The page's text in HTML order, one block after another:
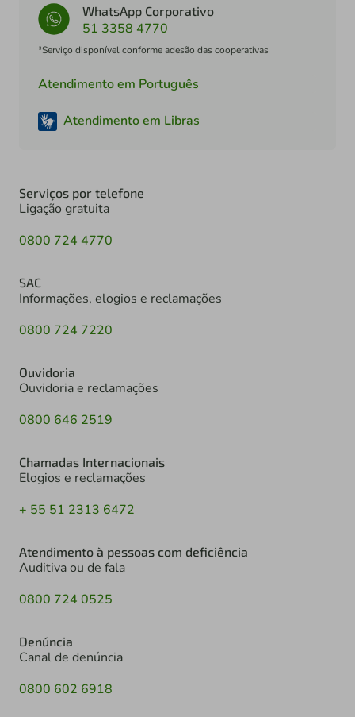
WhatsApp Corporativo
51 3358 4770
*Serviço disponível conforme adesão das cooperativas
Atendimento em Português
Atendimento em Libras
Serviços por telefone
Ligação gratuita
0800 724 4770
SAC
Informações, elogios e reclamações
0800 724 7220
Ouvidoria
Ouvidoria e reclamações
0800 646 2519
Chamadas Internacionais
Elogios e reclamações
+ 55 51 2313 6472
Atendimento à pessoas com deficiência
Auditiva ou de fala
0800 724 0525
Denúncia
Canal de denúncia
0800 602 6918